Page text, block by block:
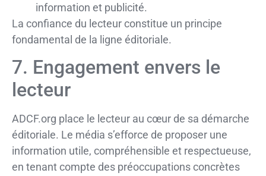
information et publicité.
La confiance du lecteur constitue un principe
fondamental de la ligne éditoriale.
7. Engagement envers le
lecteur
ADCF.org place le lecteur au cœur de sa démarche
éditoriale. Le média s’efforce de proposer une
information utile, compréhensible et respectueuse,
en tenant compte des préoccupations concrètes